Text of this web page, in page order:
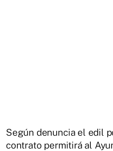
Según denuncia el edil
contrato permitirá al